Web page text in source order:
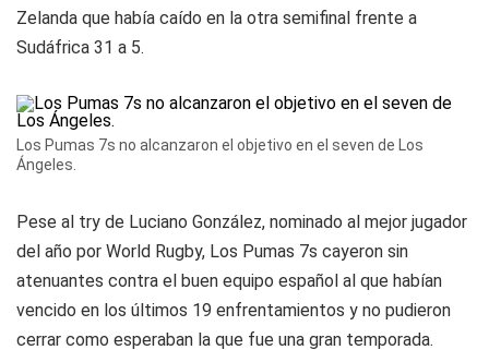
Zelanda que había caído en la otra semifinal frente a
Sudáfrica 31 a 5.
Los Pumas 7s no alcanzaron el objetivo en el seven de Los
Ángeles.
Pese al try de Luciano González, nominado al mejor jugador
del año por World Rugby, Los Pumas 7s cayeron sin
atenuantes contra el buen equipo español al que habían
vencido en los últimos 19 enfrentamientos y no pudieron
cerrar como esperaban la que fue una gran temporada.